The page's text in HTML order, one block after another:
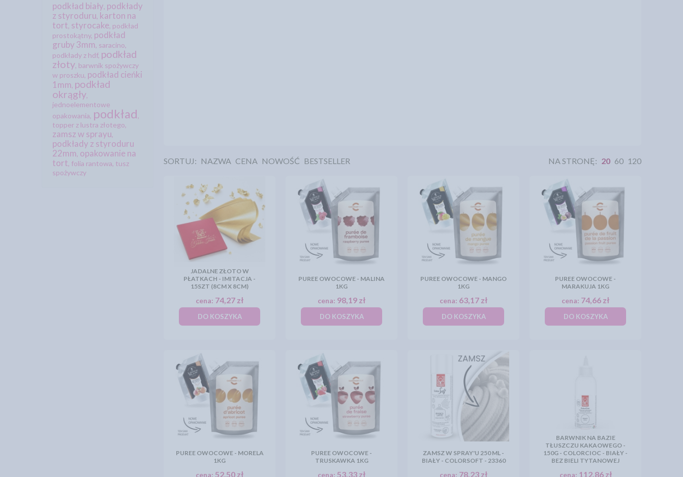
podkład biały, podkłady
z styroduru, karton na
tort, styrocake, podkład
prostokątny, podkład
gruby 3mm, saracino,
podkłady z hdf, podkład
złoty, barwnik spożywczy
w proszku, podkład cieńki
1mm, podkład
okrągły,
jednoelementowe
opakowania, podkład,
topper z lustra złotego,
zamsz w sprayu,
podkłady z styroduru
22mm, opakowanie na
tort, folia rantowa, tusz
spożywczy
SORTUJ: NAZWA CENA NOWOŚĆ BESTSELLER NA STRONĘ: 20 60 120
JADALNE ZŁOTO W
PŁATKACH - IMITACJA -
15SZT (8CM X 8CM)
cena: 74,27 zł
DO KOSZYKA
PUREE OWOCOWE - MALINA
1KG
cena: 98,19 zł
DO KOSZYKA
PUREE OWOCOWE - MANGO
1KG
cena: 63,17 zł
DO KOSZYKA
PUREE OWOCOWE -
MARAKUJA 1KG
cena: 74,66 zł
DO KOSZYKA
PUREE OWOCOWE - MORELA
1KG
cena: 52,50 zł
PUREE OWOCOWE -
TRUSKAWKA 1KG
cena: 53,33 zł
ZAMSZ W SPRAY'U 250 ML -
BIAŁY - COLORSOFT - 23360
cena: 78,23 zł
BARWNIK NA BAZIE
TŁUSZCZU KAKAOWEGO -
150G - COLORCIOC - BIAŁY -
BEZ BIELI TYTANOWEJ
cena: 112,86 zł